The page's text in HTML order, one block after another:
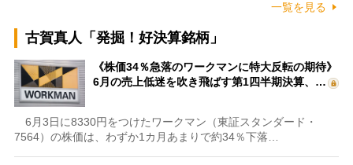
一覧を見る
古賀真人「発掘！好決算銘柄」
《株価34％急落のワークマンに特大反転の期待》
6月の売上低迷を吹き飛ばす第1四半期決算、…
6月3日に8330円をつけたワークマン（東証スタンダード・
7564）の株価は、わずか1カ月あまりで約34％下落…